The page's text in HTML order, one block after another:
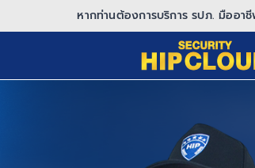
to
หากท่านต้องการบริการ รปภ. มืออา